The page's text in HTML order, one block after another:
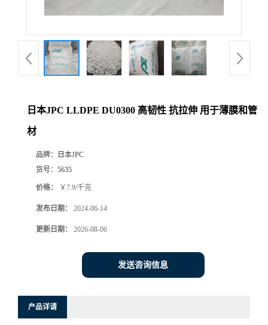
日本JPC LLDPE DU0300 高韧性 抗拉伸 用于薄膜和管
材
品牌：
日本JPC
货号： 5635
价格： ￥7.9/千克
发布日期： 2024-06-14
更新日期： 2026-08-06
发送咨询信息
产品详请